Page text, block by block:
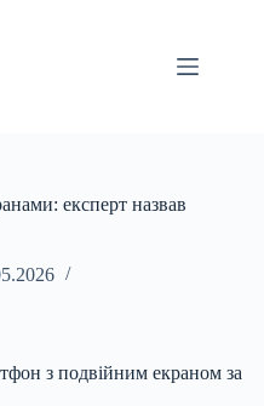
експерт назвав
з подвійним екраном за